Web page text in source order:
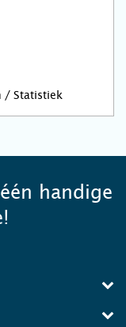
/ Statistiek
handige